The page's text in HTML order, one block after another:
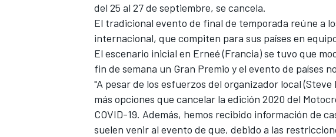
del 25 al 27 de septiembre, se cancela.
El tradicional evento de final de temporada reúne a
internacional, que compiten para sus países en
El escenario inicial en Erneé (Francia)se tuvo que
fin de semana un Gran Premio y el evento de países
"A pesar de los esfuerzos del organizador local
más opciones que cancelar la edición 2020 del
COVID-19. Además, hemos recibido información de
suelen venir al evento de que, debido a las